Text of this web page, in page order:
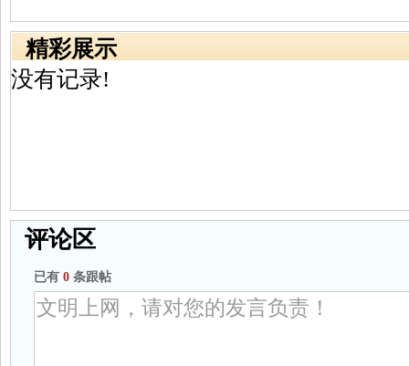
精彩展示
没有记录!
评论区
已有 0 条跟帖